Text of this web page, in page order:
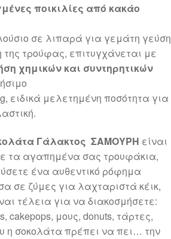
ποικιλίες από κακάο
σε λιπαρά για γεμάτη γεύση
τρούφας, επιτυγχάνεται με
χημικών και συντηρητικών
ειδικά μελετημένη ποσότητα για
Γάλακτος ΣΑΜΟΥΡΗ είναι
τα αγαπημένα σας τρουφάκια,
ένα αυθεντικό ρόφημα
σε ζύμες για λαχταριστά κέικ,
τέλεια για να διακοσμήσετε:
cakepops, μους, donuts, τάρτες,
η σοκολάτα πρέπει να πει… την